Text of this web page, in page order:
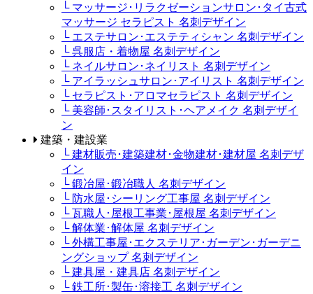
└ マッサージ･リラクゼーションサロン･タイ古式
マッサージ セラピスト 名刺デザイン
└ エステサロン･エステティシャン 名刺デザイン
└ 呉服店・着物屋 名刺デザイン
└ ネイルサロン･ネイリスト 名刺デザイン
└ アイラッシュサロン･アイリスト 名刺デザイン
└ セラピスト･アロマセラピスト 名刺デザイン
└ 美容師･スタイリスト･ヘアメイク 名刺デザイ
ン
建築・建設業
└ 建材販売･建築建材･金物建材･建材屋 名刺デザ
イン
└ 鍛冶屋･鍛冶職人 名刺デザイン
└ 防水屋･シーリング工事屋 名刺デザイン
└ 瓦職人･屋根工事業･屋根屋 名刺デザイン
└ 解体業･解体屋 名刺デザイン
└ 外構工事屋･エクステリア･ガーデン･ガーデニ
ングショップ 名刺デザイン
└ 建具屋・建具店 名刺デザイン
└ 鉄工所･製缶･溶接工 名刺デザイン